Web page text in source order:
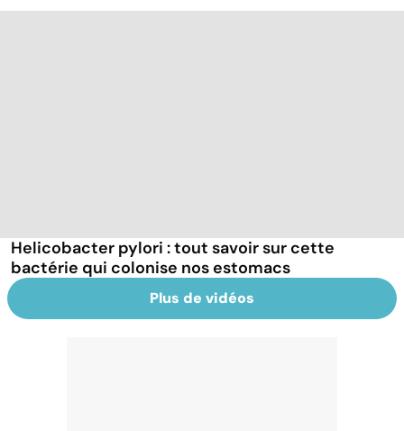
Helicobacter pylori : tout savoir sur cette
bactérie qui colonise nos estomacs
Plus de vidéos